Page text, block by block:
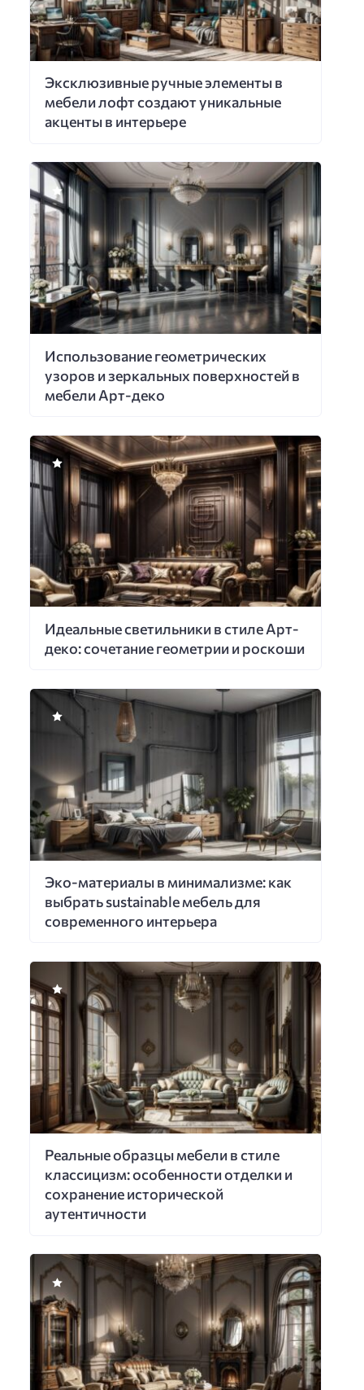
Эксклюзивные ручные элементы в
мебели лофт создают уникальные
акценты в интерьере
Использование геометрических
узоров и зеркальных поверхностей в
мебели Арт-деко
Идеальные светильники в стиле Арт-
деко: сочетание геометрии и роскоши
Эко-материалы в минимализме: как
выбрать sustainable мебель для
современного интерьера
Реальные образцы мебели в стиле
классицизм: особенности отделки и
сохранение исторической
аутентичности